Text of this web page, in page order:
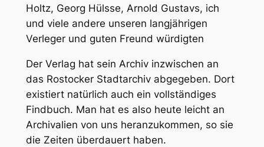
Holtz, Georg Hülsse, Arnold Gustavs, ich
und viele andere unseren langjährigen
Verleger und guten Freund würdigten
Der Verlag hat sein Archiv inzwischen an
das Rostocker Stadtarchiv abgegeben. Dort
existiert natürlich auch ein vollständiges
Findbuch. Man hat es also heute leicht an
Archivalien von uns heranzukommen, so sie
die Zeiten überdauert haben.